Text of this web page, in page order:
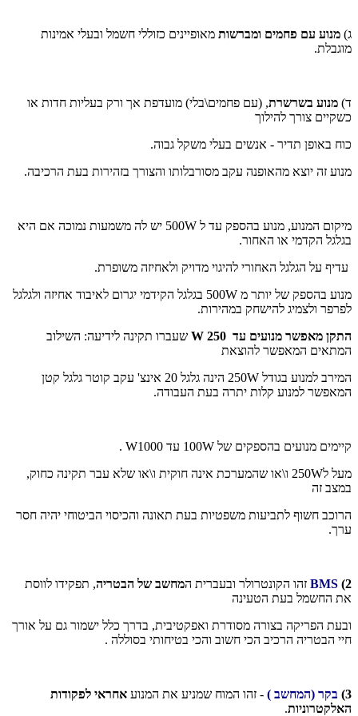
ג) מנוע עם פחמים ומברשות מאופיינים כזוללי חשמל ובעלי אמינות
מוגבלת.
ד) מנוע בשרשרת, (עם פחמים\בלי) מועדפת אך ורק בעליות חדות או
כשקיים צורך להילוך
כוח באופן תדיר - אנשים בעלי משקל גבוה.
מנוע זה יוצא מהאופנה עקב מסורבלותו והצורך בזהירות בעת הרכיבה.
מיקום המנוע, מנוע בהספק עד ל 500W יש לה משמעות נמוכה אם היא
בגלגל הקדמי או האחור.
עדיף על הגלגל האחורי להיגוי מדויק ולאחיזה משופרת.
מנוע בהספק של יותר מ 500W בגלגל הקידמי יגרום לאיבוד אחיזה ולגלגל
לפרפר ולצמיג להישחק במהירות.
התקן מאפשר מנועים עד W 250
שעברו תקינה לידיעה: השילוב
המתאים המאפשר להוצאת
המירב למנוע בגודל 250W הינה גלגל 20 אינצ' עקב קוטר גלגל קטן
המאפשר למנוע קלות יתרה בעת העבודה.
קיימים מנועים בהספקים של 100W עד W1000 .
מעל ל250W ו\או שהמערכת אינה חוקית ו\או שלא עבר תקינה כחוק,
במצב זה
הרוכב חשוף לתביעות משפטיות בעת תאונה והכיסוי הביטוחי יהיה חסר
ערך.
2)
BMS זהו הקונטרולר ובעברית המחשב של הבטריה, תפקידו לווסת
את החשמל בעת הטעינה
ובעת הפריקה בצורה מסודרת ואפקטיבית, בדרך כלל ישמור גם על אורך
חיי הבטריה הרכיב הכי חשוב והכי בטיחותי בסוללה .
3) בקר (המחשב ) - זהו המוח שמניע את המנוע אחראי לפקודות
האלקטרוניות.